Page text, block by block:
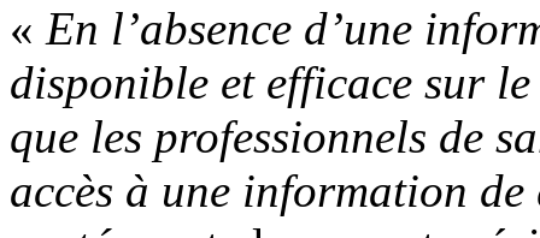
« En l’absence d’une
disponible et efficace sur
que les professionnels de
accès à une information